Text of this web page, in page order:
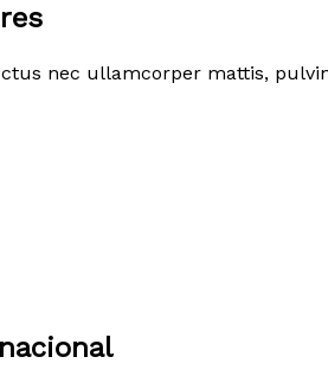
nec ullamcorper mattis,